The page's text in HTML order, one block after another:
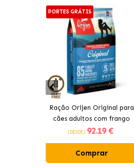
PORTES GRÁTIS
Ração Orijen Original para
cães adultos com frango
(DESDE) 92.19 €
Comprar